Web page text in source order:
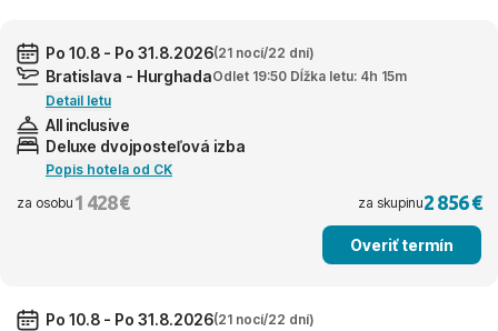
Po 10.8 - Po 31.8.2026(21 nocí/22 dní)
Bratislava - HurghadaOdlet 19:50 Dĺžka letu: 4h 15m
Detail letu
All inclusive
Deluxe dvojposteľová izba
Popis hotela od CK
za osobu 1 428 € za skupinu2 856 €
Overiť termín
Po 10.8 - Po 31.8.2026(21 nocí/22 dní)